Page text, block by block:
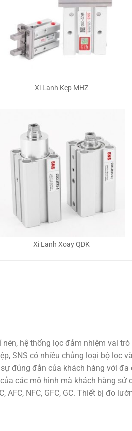
Xi Lanh Kẹp MHZ
Xi Lanh Xoay QDK
hệ thống lọc đảm nhiệm vai
SNS có nhiều chủng loại bộ lọc
đúng đắn của khách hàng với
các mô hình mà khách hàng sử
AFC, NFC, GFC, GC. Thiết bị đo